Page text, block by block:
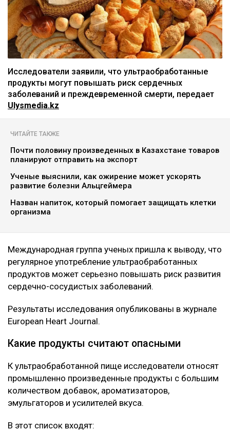
Исследователи заявили, что ультраобработанные
продукты могут повышать риск сердечных
заболеваний и преждевременной смерти, передает
Ulysmedia.kz
ЧИТАЙТЕ ТАКЖЕ
Почти половину произведенных в Казахстане товаров
планируют отправить на экспорт
Ученые выяснили, как ожирение может ускорять
развитие болезни Альцгеймера
Назван напиток, который помогает защищать клетки
организма
Международная группа ученых пришла к выводу, что
регулярное употребление ультраобработанных
продуктов может серьезно повышать риск развития
сердечно-сосудистых заболеваний.
Результаты исследования опубликованы в журнале
European Heart Journal.
Какие продукты считают опасными
К ультраобработанной пище исследователи относят
промышленно произведенные продукты с большим
количеством добавок, ароматизаторов,
эмульгаторов и усилителей вкуса.
В этот список входят: